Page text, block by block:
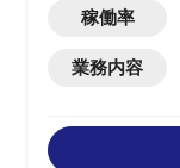
稼働率
業務内容